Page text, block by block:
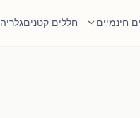
חינמיים חללים קטניםגלריה